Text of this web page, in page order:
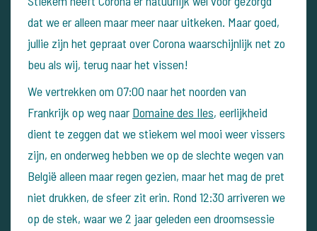
dat we er alleen maar meer naar uitkeken. Maar goed,
jullie zijn het gepraat over Corona waarschijnlijk net zo
beu als wij, terug naar het vissen!
We vertrekken om 07:00 naar het noorden van
Frankrijk op weg naar Domaine des Iles, eerlijkheid
dient te zeggen dat we stiekem wel mooi weer vissers
zijn, en onderweg hebben we op de slechte wegen van
België alleen maar regen gezien, maar het mag de pret
niet drukken, de sfeer zit erin. Rond 12:30 arriveren we
op de stek, waar we 2 jaar geleden een droomsessie